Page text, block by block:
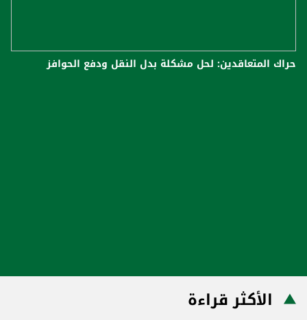
حراك المتعاقدين: لحل مشكلة بدل النقل ودفع الحوافز
الأكثر قراءة